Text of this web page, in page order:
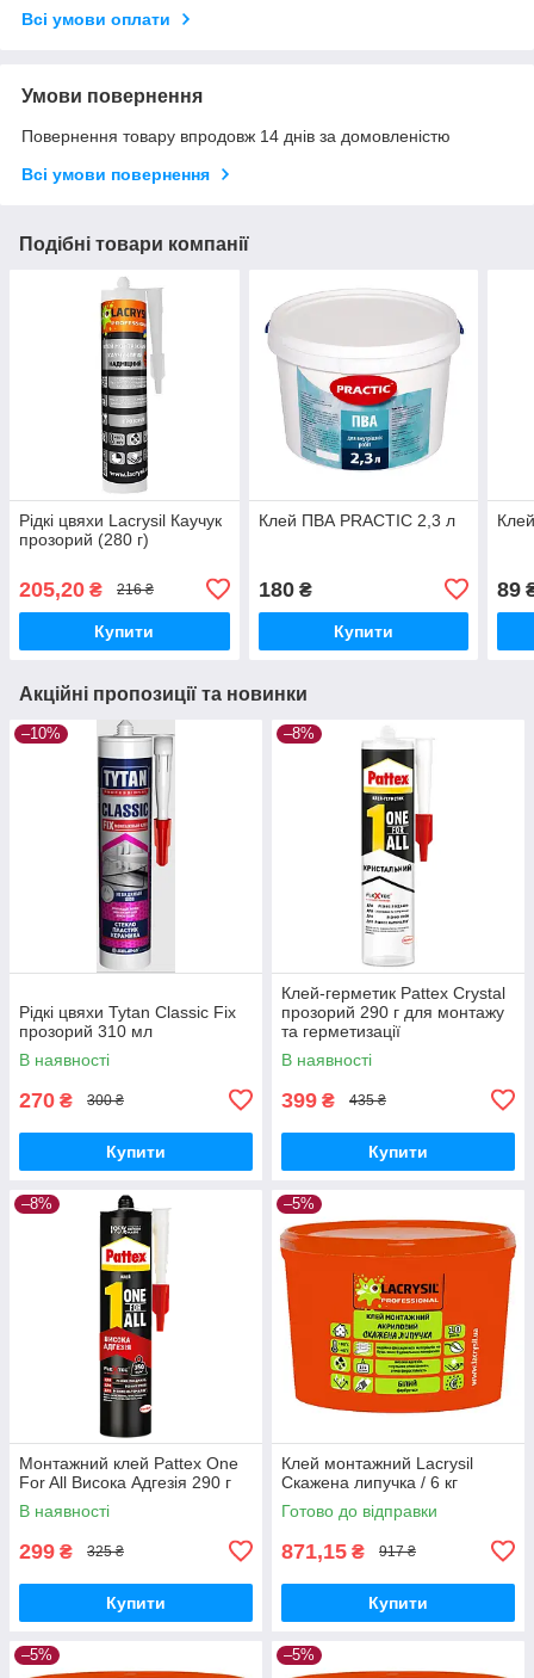
Всі умови оплати
Умови повернення
Повернення товару впродовж 14 днів за домовленістю
Всі умови повернення
Подібні товари компанії
Рідкі цвяхи Lacrysil Каучук
прозорий (280 г)
205,20 ₴ 216 ₴
Купити
Клей ПВА PRACTIC 2,3 л
180₴
Купити
89
Акційні пропозиції та новинки
–10%
Рідкі цвяхи Tytan Classic Fix
прозорий 310 мл
В наявності
270 ₴ 300 ₴
Купити
–8%
Клей-герметик Pattex Crystal
прозорий 290 г для монтажу
та герметизації
В наявності
399 ₴ 435 ₴
Купити
–8%
Монтажний клей Pattex One
For All Висока Адгезія 290 г
В наявності
299 ₴ 325 ₴
Купити
–5%
Клей монтажний Lacrysil
Скажена липучка / 6 кг
Готово до відправки
871,15 ₴ 917 ₴
Купити
–5% –5%